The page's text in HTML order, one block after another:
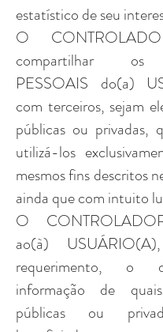
estatístico de seu
O
compartilhar os
PESSOAIS do(a)
com terceiros, sejam
públicas ou privadas,
utilizá-los
mesmos fins descritos
ainda que com intuito
O
ao(à)
requerimento, o
informação de
públicas ou